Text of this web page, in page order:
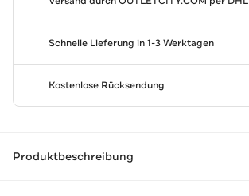
Schnelle Lieferung in 1-3 Werktagen
Kostenlose Rücksendung
Produktbeschreibung